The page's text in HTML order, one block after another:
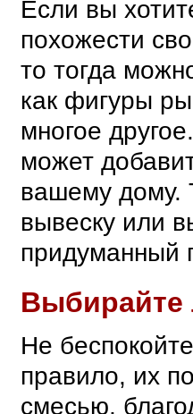
Если вы
похожести
то тогда
как фигуры
многое
может
вашему дому.
вывеску или
придуманный
Выбирайте
Не
правило, их
смесью,